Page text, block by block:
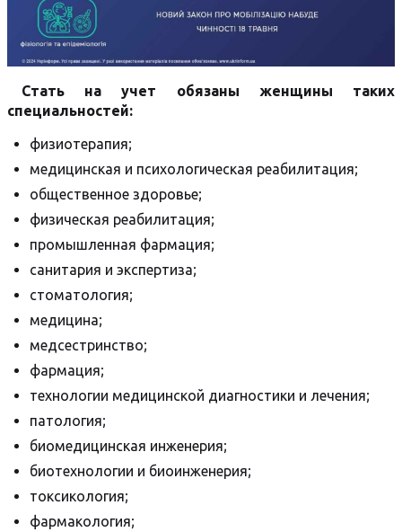
Стать на учет обязаны женщины таких
специальностей:
физиотерапия;
медицинская и психологическая реабилитация;
общественное здоровье;
физическая реабилитация;
промышленная фармация;
санитария и экспертиза;
стоматология;
медицина;
медсестринство;
фармация;
технологии медицинской диагностики и лечения;
патология;
биомедицинская инженерия;
биотехнологии и биоинженерия;
токсикология;
фармакология;